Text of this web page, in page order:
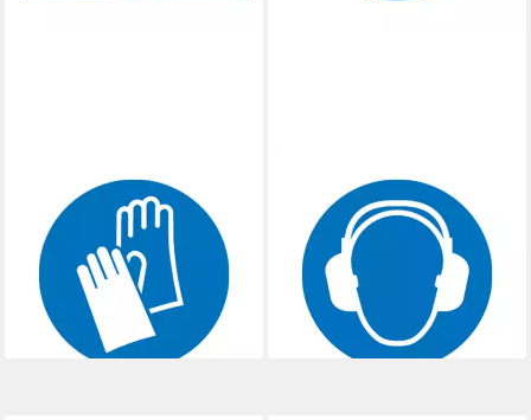
Rundbürste PFERD TOOLS
Rundbürste schmal ungezopft
RBU Ø180x12xvariable
Bohrung
49,21 €
lieferbar - in 3-4 Werktagen bei dir
Rundbürste PFERD TOOLS
Rundbürste schmal ungezopft
RBU Ø100x12x14 mm
Bohrung
55,68 €
lieferbar - in 3-4 Werktagen bei dir